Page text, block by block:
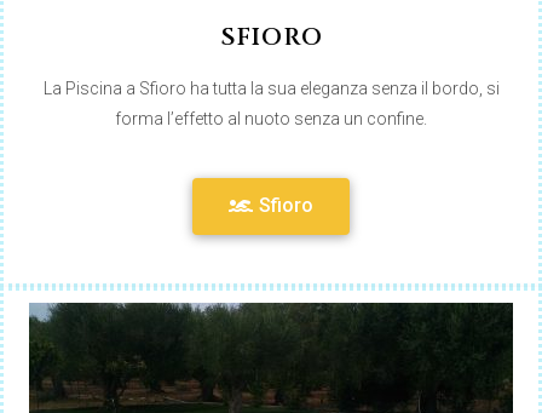
SFIORO
La Piscina a Sfioro ha tutta la sua eleganza senza il bordo, si
forma l’effetto al nuoto senza un confine.
Sfioro